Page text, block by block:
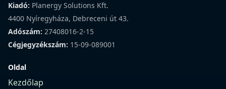
Kiadó: Planergy Solutions Kft.
4400 Nyíregyháza, Debreceni út 43.
Adószám: 27408016-2-15
Cégjegyzékszám: 15-09-089001
Oldal
Kezdőlap